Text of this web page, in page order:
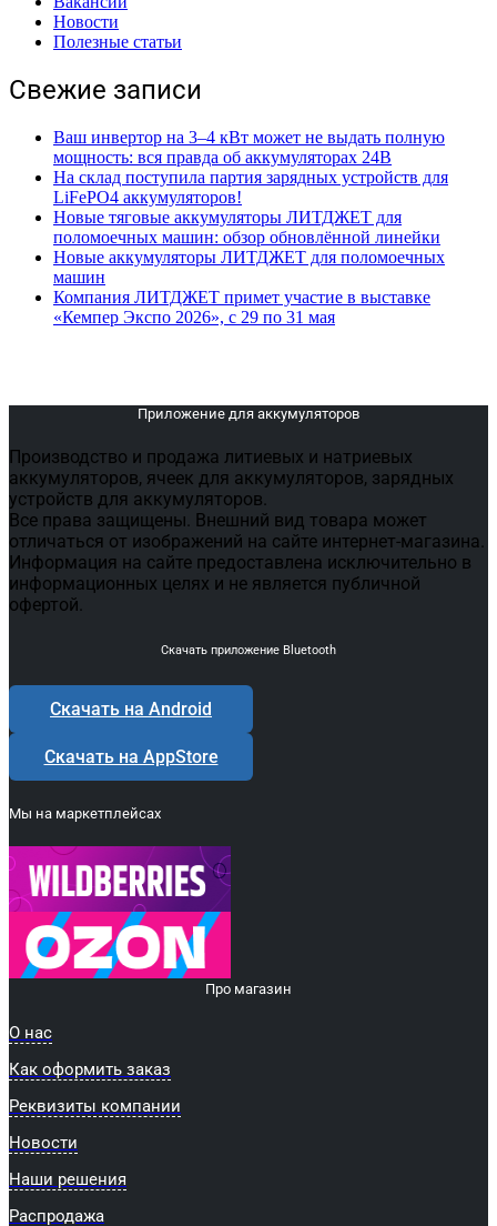
Новости
Полезные статьи
Свежие записи
Ваш инвертор на 3–4 кВт может не выдать полную
мощность: вся правда об аккумуляторах 24В
На склад поступила партия зарядных устройств для
LiFePO4 аккумуляторов!
Новые тяговые аккумуляторы ЛИТДЖЕТ для
поломоечных машин: обзор обновлённой линейки
Новые аккумуляторы ЛИТДЖЕТ для поломоечных
машин
Компания ЛИТДЖЕТ примет участие в выставке
«Кемпер Экспо 2026», с 29 по 31 мая
Приложение для аккумуляторов
Производство и продажа литиевых и натриевых
аккумуляторов, ячеек для аккумуляторов, зарядных
устройств для аккумуляторов.
Все права защищены. Внешний вид товара может
отличаться от изображений на сайте интернет-магазина.
Информация на сайте предоставлена исключительно в
информационных целях и не является публичной
офертой.
Скачать приложение Bluetooth
Скачать на Android
Скачать на AppStore
Мы на маркетплейсах
Про магазин
О нас
Как оформить заказ
Реквизиты компании
Новости
Наши решения
Распродажа